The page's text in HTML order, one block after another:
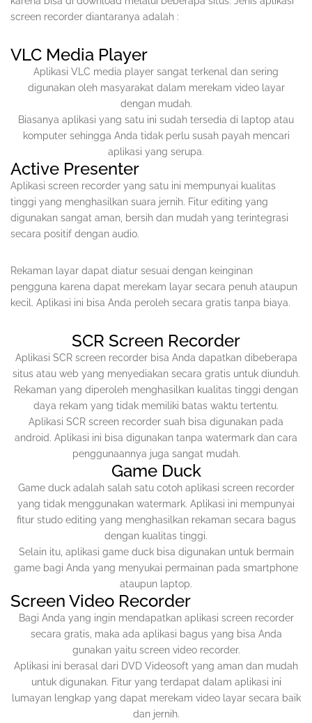
screen recorder diantaranya adalah :
VLC Media Player
Aplikasi VLC media player sangat terkenal dan sering
digunakan oleh masyarakat dalam merekam video layar
dengan mudah.
Biasanya aplikasi yang satu ini sudah tersedia di laptop atau
komputer sehingga Anda tidak perlu susah payah mencari
aplikasi yang serupa.
Active Presenter
Aplikasi screen recorder yang satu ini mempunyai kualitas
tinggi yang menghasilkan suara jernih. Fitur editing yang
digunakan sangat aman, bersih dan mudah yang terintegrasi
secara positif dengan audio.
Rekaman layar dapat diatur sesuai dengan keinginan
pengguna karena dapat merekam layar secara penuh ataupun
kecil. Aplikasi ini bisa Anda peroleh secara gratis tanpa biaya.
SCR Screen Recorder
Aplikasi SCR screen recorder bisa Anda dapatkan dibeberapa
situs atau web yang menyediakan secara gratis untuk diunduh.
Rekaman yang diperoleh menghasilkan kualitas tinggi dengan
daya rekam yang tidak memiliki batas waktu tertentu.
Aplikasi SCR screen recorder suah bisa digunakan pada
android. Aplikasi ini bisa digunakan tanpa watermark dan cara
penggunaannya juga sangat mudah.
Game Duck
Game duck adalah salah satu cotoh aplikasi screen recorder
yang tidak menggunakan watermark. Aplikasi ini mempunyai
fitur studo editing yang menghasilkan rekaman secara bagus
dengan kualitas tinggi.
Selain itu, aplikasi game duck bisa digunakan untuk bermain
game bagi Anda yang menyukai permainan pada smartphone
ataupun laptop.
Screen Video Recorder
Bagi Anda yang ingin mendapatkan aplikasi screen recorder
secara gratis, maka ada aplikasi bagus yang bisa Anda
gunakan yaitu screen video recorder.
Aplikasi ini berasal dari DVD Videosoft yang aman dan mudah
untuk digunakan. Fitur yang terdapat dalam aplikasi ini
lumayan lengkap yang dapat merekam video layar secara baik
dan jernih.